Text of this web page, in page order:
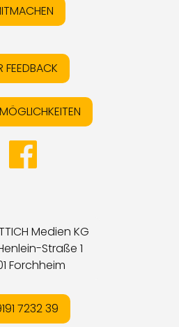
FEEDBACK
Medien KG
Straße 1
Forchheim
7232 39